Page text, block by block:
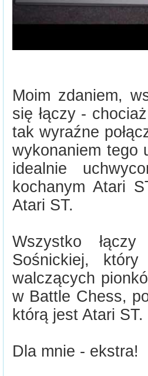
Moim zdaniem,
się łączy -
tak wyraźne
wykonaniem tego
idealnie
kochanym Atari
Atari ST.
Wszystko
Sośnickiej,
walczących
w Battle Chess,
którą jest Atari ST.
Dla mnie - ekstra!